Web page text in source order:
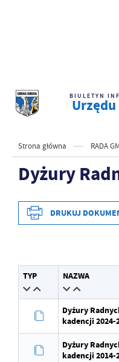
BIULETYN
Strona główna RADA
Dyżury
Wytworzył
Data opublikowania
Data ostatniej
DRUKUJ
TYP NAZWA
Dyżury
kadencji 2024-
Dyżury
kadencji 2014-